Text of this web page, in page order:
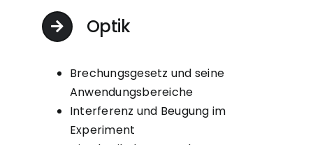
Optik
Brechungsgesetz und seine
Anwendungsbereiche
Interferenz und Beugung im
Experiment